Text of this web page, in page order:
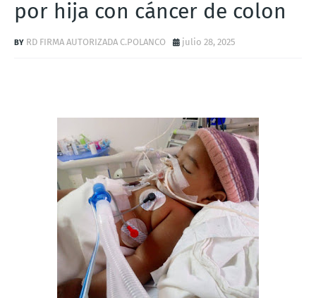
por hija con cáncer de colon
RD FIRMA AUTORIZADA C.POLANCO julio 28, 2025